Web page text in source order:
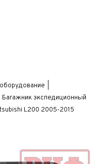
Багажник экспедиционный
L200 2005-2015